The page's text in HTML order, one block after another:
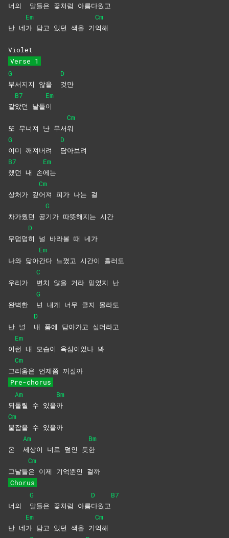
너의 말들은 꽃처럼 아름다웠고
난 네
Em
가 담고 있던 색을 기
Cm
억해
Violet
Verse 1
G
부서지지 않을
D
것만
같
B7
았던 날들
Em
이
또 무너져 난 무서
Cm
워
G
이미 깨져버려
D
담아보려
B7
했던 내 손
Em
에는
상처가 깊
Cm
어져 피가 나는 걸
차가웠던 공
G
기가 따뜻해지는 시간
무덤덤
D
히 널 바라볼 때 네가
나와 닮아
Em
간다 느꼈고 시간이 흘러도
우리가
C
변치 않을 거라 믿었지 난
완벽한
G
넌 내게 너무 클지 몰라도
난 널
D
내 품에 담아가고 싶더라고
이
Em
런 내 모습이 욕심이었나 봐
그
Cm
리움은 언제쯤 꺼질까
Pre-chorus
되
Am
돌릴 수 있을
Bm
까
Cm
붙잡을 수 있을까
온
Am
세상이 너로 덮인 듯
Bm
한
그날들
Cm
은 이제 기억뿐인 걸까
Chorus
너의
G
말들은 꽃처럼 아름
D
다웠고
B7
난 네
Em
가 담고 있던 색을 기
Cm
억해